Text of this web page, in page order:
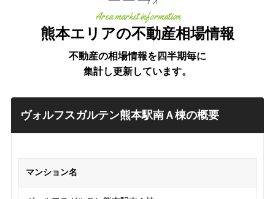
熊本エリアの不動産相場情報
Area market information
不動産の相場情報を四半期毎に
集計し更新しています。
ヴォルフスガルテン熊本駅南Ａ棟の概要
マンション名